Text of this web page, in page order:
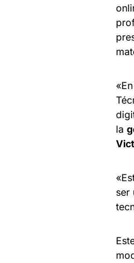
la
ser